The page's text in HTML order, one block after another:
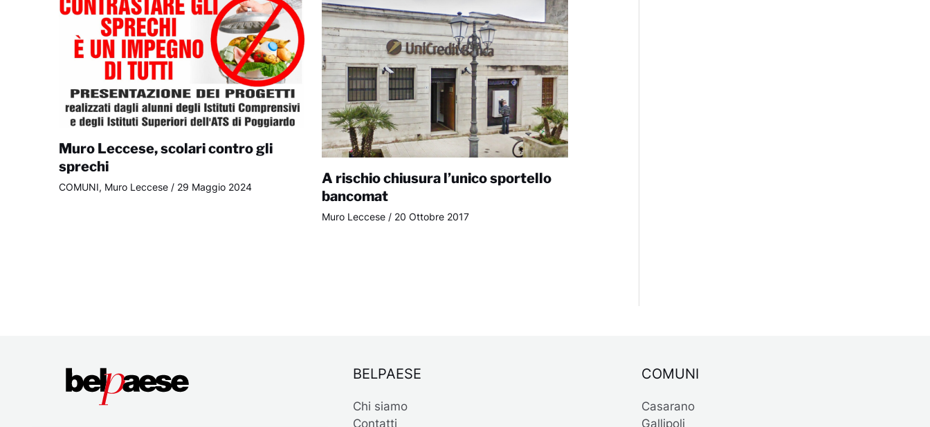
Muro Leccese, scolari contro gli
sprechi
COMUNI, Muro Leccese/ 29 Maggio 2024
A rischio chiusura l’unico sportello
bancomat
Muro Leccese / 20 Ottobre 2017
BELPAESE
Chi siamo
Contatti
COMUNI
Casarano
Gallipoli